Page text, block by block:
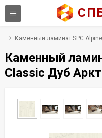
Каменный ламинат SPC
Каменный
Classic Дуб